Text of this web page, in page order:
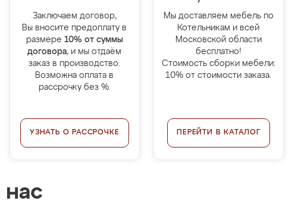
Заключаем договор,
Вы вносите предоплату в
размере 10% от суммы
договора, и мы отдаём
заказ в производство.
Возможна оплата в
рассрочку без %.
УЗНАТЬ О РАССРОЧКЕ
Мы доставляем мебель по
Котельникам и всей
Московской области
бесплатно!
Стоимость сборки мебели:
10% от стоимости заказа.
ПЕРЕЙТИ В КАТАЛОГ
нас